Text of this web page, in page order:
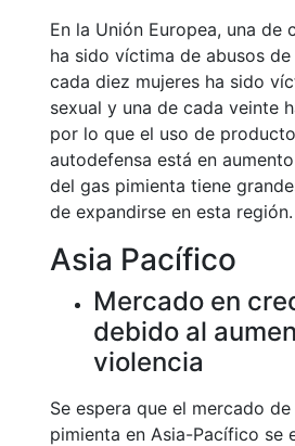
En la Unión Europea, una de
ha sido víctima de abusos
cada diez mujeres ha sido
sexual y una de cada veinte
por lo que el uso de
autodefensa está en
del gas pimienta tiene
de expandirse en esta región.
Asia Pacífico
Mercado en
debido al
violencia
Se espera que el mercado
pimienta en Asia-Pacífico se